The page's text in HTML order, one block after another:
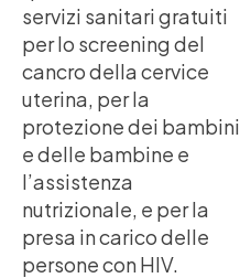
servizi sanitari gratuiti
per lo screening del
cancro della cervice
uterina, per la
protezione dei bambini
e delle bambine e
l’assistenza
nutrizionale, e per la
presa in carico delle
persone con HIV.